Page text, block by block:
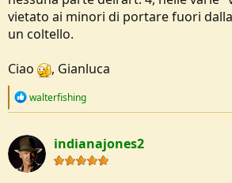
vietato ai minori di portare fuori
un coltello.
Ciao
, Gianluca
R
c
t
i
o
walterfishing
indianajones2